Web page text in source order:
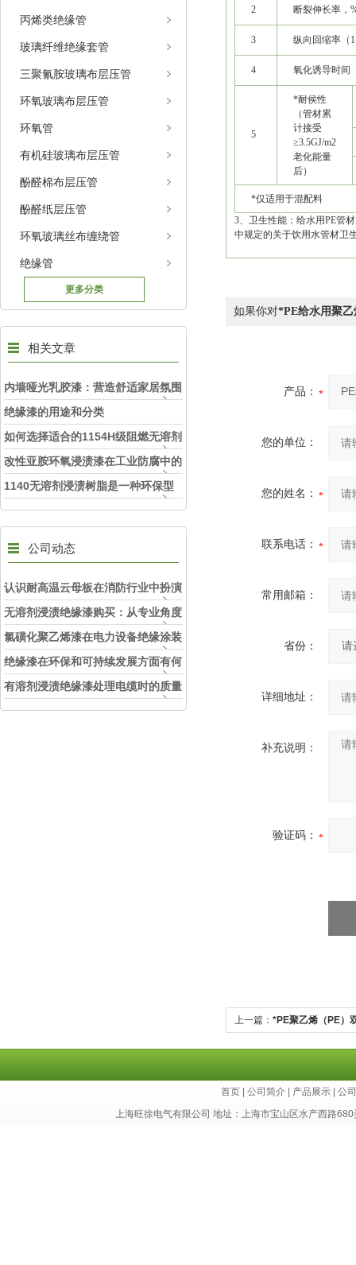
丙烯类绝缘管
玻璃纤维绝缘套管
三聚氰胺玻璃布层压管
环氧玻璃布层压管
环氧管
有机硅玻璃布层压管
酚醛棉布层压管
酚醛纸层压管
环氧玻璃丝布缠绕管
绝缘管
更多分类
相关文章
内墙哑光乳胶漆：营造舒适家居氛围
的理想之选
绝缘漆的用途和分类
如何选择适合的1154H级阻燃无溶剂
浸渍漆以提升电机安全性
改性亚胺环氧浸渍漆在工业防腐中的
重要意义
1140无溶剂浸渍树脂是一种环保型
的树脂材料
公司动态
认识耐高温云母板在消防行业中扮演
的角色
无溶剂浸渍绝缘漆购买：从专业角度
看如何选择
氯磺化聚乙烯漆在电力设备绝缘涂装
中的实际应用效果
绝缘漆在环保和可持续发展方面有何
考虑？
有溶剂浸渍绝缘漆处理电缆时的质量
和安全性考虑因素
2 断裂伸长率，
3 纵向回缩率（
4 氧化诱导时间
5
*耐侯性
（管材累
计接受
≥3.5GJ/m2
老化能量
后）
*仅适用于混配料
3、卫生性能：给水用PE管
中规定的关于饮用水管材卫
如果你对*PE给水用聚乙
产品：
您的单位：
您的姓名：
联系电话：
常用邮箱：
省份：
详细地址：
补充说明：
验证码：
上一篇： *PE聚乙烯（PE）
首页 |公司简介 产品展示 |公
上海旺徐电气有限公司 地址：上海市宝山区水产西路